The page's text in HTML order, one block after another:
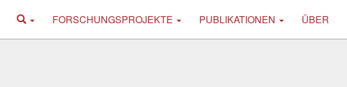
FORSCHUNGSPROJEKTE PUBLIKATIONEN ÜBER